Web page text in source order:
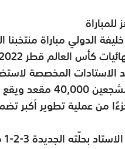
الدولي مباراة
من عملية تطوير أكبر
3-2-1 متحف قطر الأولمبي والرياضي.